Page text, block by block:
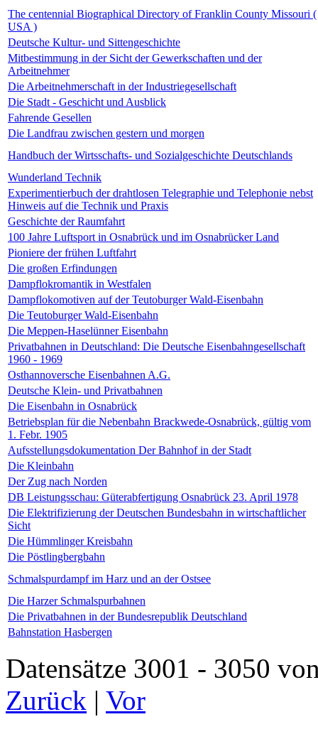
The centennial Biographical Directory of Franklin County Missouri (
USA )
Deutsche Kultur- und Sittengeschichte
Mitbestimmung in der Sicht der Gewerkschaften und der
Arbeitnehmer
Die Arbeitnehmerschaft in der Industriegesellschaft
Die Stadt - Geschicht und Ausblick
Fahrende Gesellen
Die Landfrau zwischen gestern und morgen
Handbuch der Wirtsschafts- und Sozialgeschichte Deutschlands
Wunderland Technik
Experimentierbuch der drahtlosen Telegraphie und Telephonie nebst
Hinweis auf die Technik und Praxis
Geschichte der Raumfahrt
100 Jahre Luftsport in Osnabrück und im Osnabrücker Land
Pioniere der frühen Luftfahrt
Die großen Erfindungen
Dampflokromantik in Westfalen
Dampflokomotiven auf der Teutoburger Wald-Eisenbahn
Die Teutoburger Wald-Eisenbahn
Die Meppen-Haselünner Eisenbahn
Privatbahnen in Deutschland: Die Deutsche Eisenbahngesellschaft
1960 - 1969
Osthannoversche Eisenbahnen A.G.
Deutsche Klein- und Privatbahnen
Die Eisenbahn in Osnabrück
Betriebsplan für die Nebenbahn Brackwede-Osnabrück, gültig vom
1. Febr. 1905
Aufsstellungsdokumentation Der Bahnhof in der Stadt
Die Kleinbahn
Der Zug nach Norden
DB Leistungsschau: Güterabfertigung Osnabrück 23. April 1978
Die Elektrifizierung der Deutschen Bundesbahn in wirtschaftlicher
Sicht
Die Hümmlinger Kreisbahn
Die Pöstlingbergbahn
Schmalspurdampf im Harz und an der Ostsee
Die Harzer Schmalspurbahnen
Die Privatbahnen in der Bundesrepublik Deutschland
Bahnstation Hasbergen
Datensätze 3001 - 3050
Zurück | Vor